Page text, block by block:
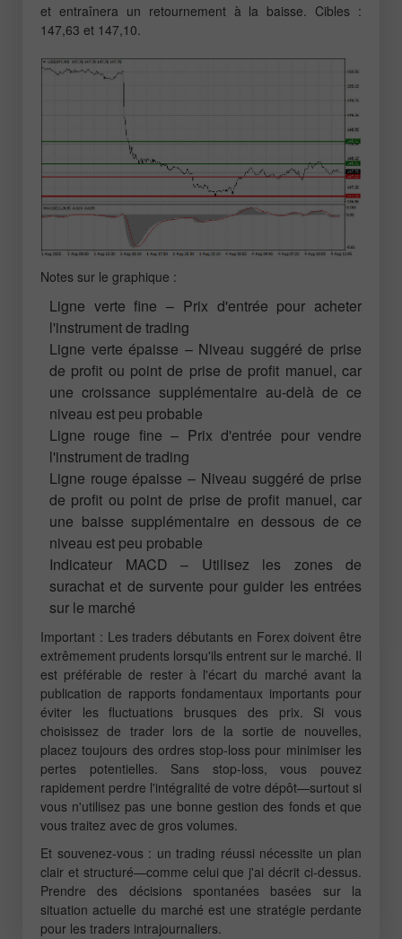
et entraînera un retournement à la baisse. Cibles :
147,63 et 147,10.
Notes sur le graphique :
Ligne verte fine – Prix d'entrée pour acheter
l'instrument de trading
Ligne verte épaisse – Niveau suggéré de prise
de profit ou point de prise de profit manuel, car
une croissance supplémentaire au-delà de ce
niveau est peu probable
Ligne rouge fine – Prix d'entrée pour vendre
l'instrument de trading
Ligne rouge épaisse – Niveau suggéré de prise
de profit ou point de prise de profit manuel, car
une baisse supplémentaire en dessous de ce
niveau est peu probable
Indicateur MACD – Utilisez les zones de
surachat et de survente pour guider les entrées
sur le marché
Important : Les traders débutants en Forex doivent être
extrêmement prudents lorsqu'ils entrent sur le marché. Il
est préférable de rester à l'écart du marché avant la
publication de rapports fondamentaux importants pour
éviter les fluctuations brusques des prix. Si vous
choisissez de trader lors de la sortie de nouvelles,
placez toujours des ordres stop-loss pour minimiser les
pertes potentielles. Sans stop-loss, vous pouvez
rapidement perdre l'intégralité de votre dépôt—surtout si
vous n'utilisez pas une bonne gestion des fonds et que
vous traitez avec de gros volumes.
Et souvenez-vous : un trading réussi nécessite un plan
clair et structuré—comme celui que j'ai décrit ci-dessus.
Prendre des décisions spontanées basées sur la
situation actuelle du marché est une stratégie perdante
pour les traders intrajournaliers.